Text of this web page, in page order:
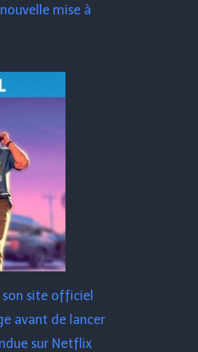
mise à
son site officiel
avant de lancer
sur Netflix